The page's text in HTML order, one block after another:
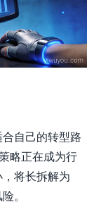
自己的转型路
略正在成为行
将长拆解为
。